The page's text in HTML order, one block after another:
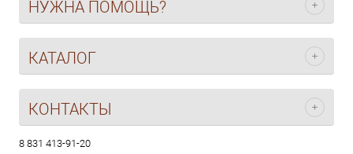
НУЖНА ПОМОЩЬ?
КАТАЛОГ
КОНТАКТЫ
8 831 413-91-20